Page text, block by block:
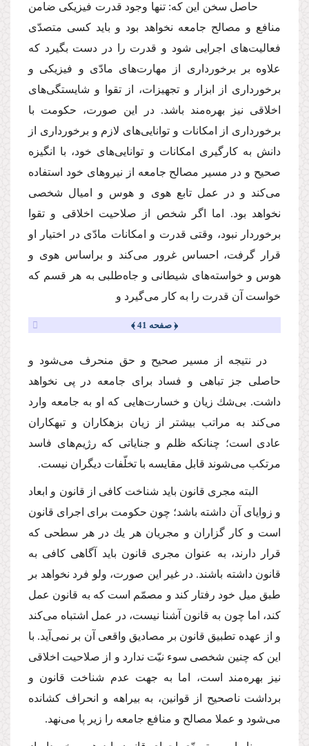
حاصل سخن این كه: تنها وجود قدرت فیزیكى ضامن
منافع و مصالح جامعه نخواهد بود و باید كسى متصدّى
فعالیت‌هاى اجرایى شود و قدرت را در دست بگیرد كه
علاوه بر برخوردارى از مهارت‌هاى مادّى و فیزیكى و
برخوردارى از ابزار و تجهیزات، از تقوا و شایستگى‌هاى
اخلاقى نیز بهره‌مند باشد. در این صورت، حكومت با
برخوردارى از امكانات و توانایى‌هاى لازم و برخوردارى از
دانش به كارگیرى امكانات و توانایى‌هاى خود، با انگیزه
صحیح و در مسیر مصالح جامعه از نیروهاى خود استفاده
مى‌كند و در عمل تابع هوى و هوس و امیال شخصى
نخواهد بود. اما اگر شخص از صلاحیت اخلاقى و تقوا
برخوردار نبود، وقتى قدرت و امكانات مادّى در اختیار او
قرار گرفت، احساس غرور مى‌كند و براساس هوى و
هوس و خواسته‌هاى شیطانى و جاه‌طلبى به هر قسم كه
خواست آن قدرت را به كار مى‌گیرد و
﴿ صفحه 41 ﴾
در نتیجه از مسیر صحیح و حق منحرف مى‌شود و
حاصلى جز تباهى و فساد براى جامعه در پى نخواهد
داشت. بى‌شك زیان و خسارت‌هایى كه او به جامعه وارد
مى‌كند به مراتب بیشتر از زیان بزهكاران و تبهكاران
عادى است؛ چنانكه ظلم و جنایاتى كه رژیم‌هاى فاسد
مرتكب مى‌شوند قابل مقایسه با تخلّفات دیگران نیست.
البته مجرى قانون باید شناخت كافى از قانون و ابعاد
و زوایاى آن داشته باشد؛ چون حكومت براى اجراى قانون
است و كار گزاران و مجریان هر یك در هر سطحى كه
قرار دارند، به عنوان مجرى قانون باید آگاهى كافى به
قانون داشته باشند. در غیر این صورت، ولو فرد نخواهد بر
طبق میل خود رفتار كند و مصمّم است كه به قانون عمل
كند، اما چون به قانون آشنا نیست، در عمل اشتباه مى‌كند
و از عهده تطبیق قانون بر مصادیق واقعى آن بر نمى‌آید. با
این كه چنین شخصى سوء نیّت ندارد و از صلاحیت اخلاقى
نیز بهره‌مند است، اما به جهت عدم شناخت قانون و
برداشت ناصحیح از قوانین، به بیراهه و انحراف كشانده
مى‌شود و عملا مصالح و منافع جامعه را زیر پا مى‌نهد.